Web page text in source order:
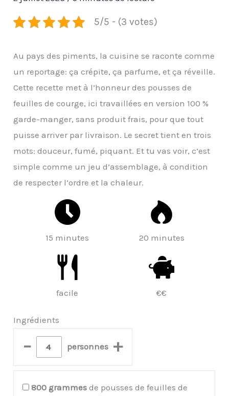
5/5 - (3 votes)
Au pays des piments, la cuisine se raconte comme
un reportage: ça crépite, ça parfume, et ça réveille.
Cette recette met à l’honneur des pousses de
feuilles de courge, ici travaillées en version 100 %
garde-manger, sans produit frais, pour que tout
puisse arriver par livraison. Le secret tient en trois
mots: douceur, fumé, piquant. Et tu vas voir, c’est
simple comme un jeu d’assemblage, à condition
de respecter l’ordre et la chaleur.
15 minutes 20 minutes
facile €€
Ingrédients
– personnes +
800 grammes de pousses de feuilles de